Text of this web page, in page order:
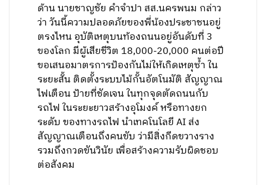
ด้าน นายชาญชัย คำจำปา สส.นครพนม กล่าว
ว่า วันนี้ความปลอดภัยของพี่น้องประชาชนอยู่
ตรงไหน อุบัติเหตุบนท้องถนนอยู่อันดับที่ 3
ของโลก มีผู้เสียชีวิต 18,000-20,000 คนต่อปี
ขอเสนอมาตรการป้องกันไม่ให้เกิดเหตุซ้ำ ใน
ระยะสั้น ติดตั้งระบบไม้กั้นอัตโนมัติ สัญญาณ
ไฟเตือน ป้ายที่ชัดเจน ในทุกจุดตัดถนนกับ
รถไฟ ในระยะยาวสร้างอุโมงค์ หรือทางยก
ระดับ ของทางรถไฟ นำเทคโนโลยี AI ส่ง
สัญญาณเตือนถึงคนขับ ว่ามีสิ่งกีดขวางราง
รวมถึงกวดขันวินัย เพื่อสร้างความรับผิดชอบ
ต่อสังคม